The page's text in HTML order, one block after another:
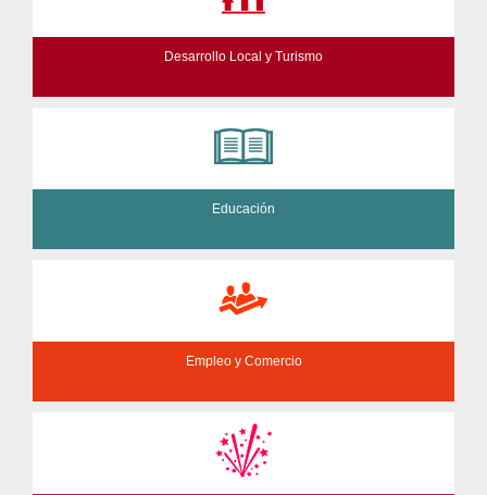
Desarrollo Local y Turismo
Educación
Empleo y Comercio